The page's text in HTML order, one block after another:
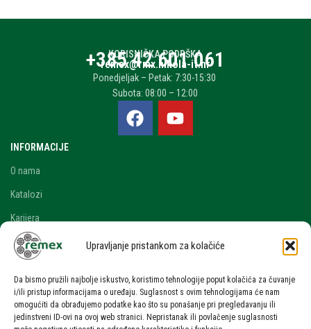
Upravljanje pristankom za kolačiće
Da bismo pružili najbolje iskustvo, koristimo tehnologije poput kolačića za čuvanje
i/ili pristup informacijama o uređaju. Suglasnost s ovim tehnologijama će nam
omogućiti da obrađujemo podatke kao što su ponašanje pri pregledavanju ili
jedinstveni ID-ovi na ovoj web stranici. Nepristanak ili povlačenje suglasnosti
KORISNIČKA PODRŠKA
+385 42 601 061
remex@rmx.nikola-it.hr
Ponedjeljak – Petak: 7:30-15:30
Subota: 08:00 – 12:00
INFORMACIJE
O nama
Katalozi
Karijera
Blog i novosti
RAČUN
Moj račun